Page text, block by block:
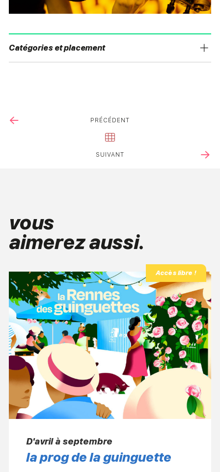
Catégories et placement
PRÉCÉDENT
SUIVANT
vous
aimerez aussi.
Accès libre !
D'avril à septembre
la prog de la guinguette